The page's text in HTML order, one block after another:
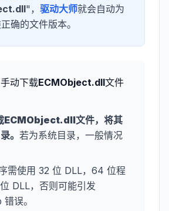
"， 驱动大师就会自动为
确的文件版本。
动下载ECMObject.dll文件
ECMObject.dll文件，将其
。 若为系统目录，一般情况
需使用 32 位 DLL，64 位程
DLL，否则可能引发
误。